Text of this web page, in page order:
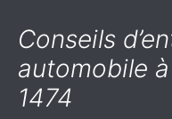
Conseils
automobile
1474